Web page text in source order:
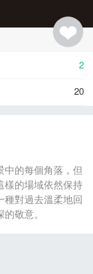
2
20
的每個角落，但
樣的場域依然保持
對過去溫柔地回
敬意。